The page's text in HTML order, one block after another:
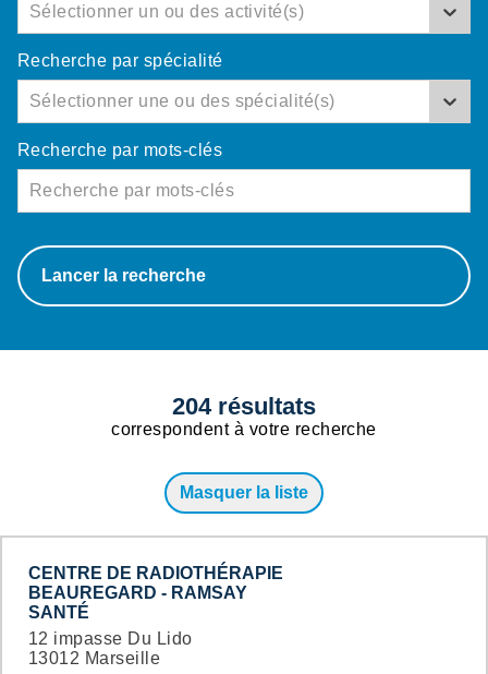
Sélectionner un ou des activité(s)
Recherche par spécialité
Sélectionner une ou des spécialité(s)
Recherche par mots-clés
204 résultats
correspondentà votre recherche
Masquer la liste
CENTRE DE RADIOTHÉRAPIE
BEAUREGARD - RAMSAY
SANTÉ
12 impasse Du Lido
13012 Marseille